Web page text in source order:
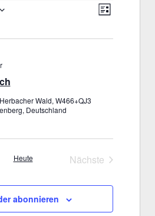
Liste
Herbacher Wald, W466+QJ3
Deutschland
Heute
Nächste
abonnieren